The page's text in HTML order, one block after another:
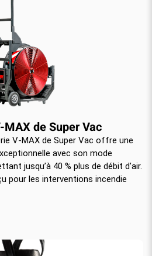
de Super Vac
V-MAX de Super Vac offre une
avec son mode
jusqu’à 40 % plus de débit d’air.
pour les interventions incendie